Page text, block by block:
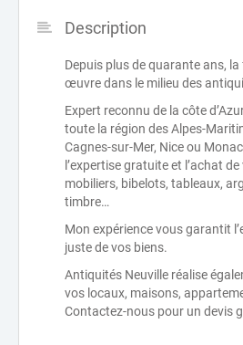
Description
Depuis plus de quarante ans,
œuvre dans le milieu des
Expert reconnu de la côte
toute la région des Alpes-
Cagnes-sur-Mer, Nice ou
l’expertise gratuite et l’achat
mobiliers, bibelots, tableaux,
timbre…
Mon expérience vous garantit
juste de vos biens.
Antiquités Neuville réalise
vos locaux, maisons,
Contactez-nous pour un devis